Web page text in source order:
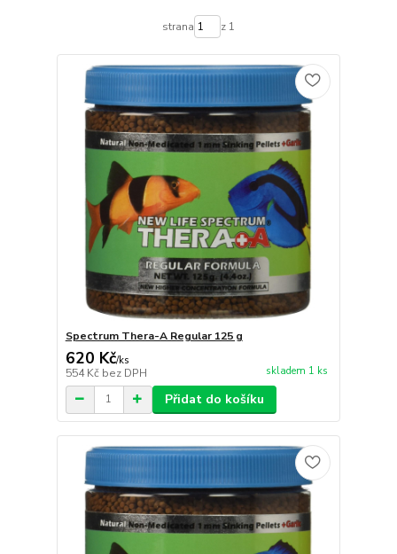
strana z 1
Spectrum Thera-A Regular 125 g
620 Kč/ks
554 Kč bez DPH skladem 1 ks
Přidat do košíku